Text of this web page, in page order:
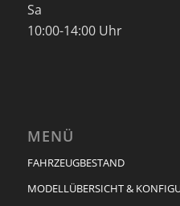
Sa
10:00-14:00 Uhr
MENÜ
FAHRZEUGBESTAND
MODELLÜBERSICHT &